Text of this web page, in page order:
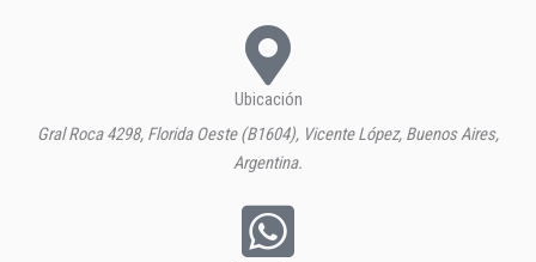
Ubicación
Gral Roca 4298, Florida Oeste (B1604), Vicente López, Buenos Aires,
Argentina.